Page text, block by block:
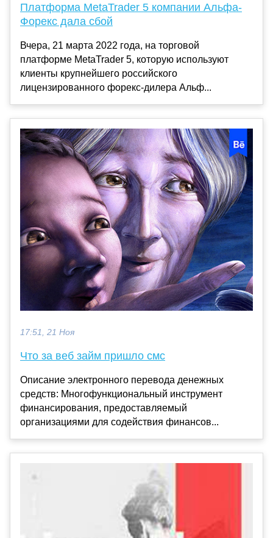
Платформа MetaTrader 5 компании Альфа-
Форекс дала сбой
Вчера, 21 марта 2022 года, на торговой
платформе MetaTrader 5, которую используют
клиенты крупнейшего российского
лицензированного форекс-дилера Альф...
17:51, 21 Ноя
Что за веб займ пришло смс
Описание электронного перевода денежных
средств: Многофункциональный инструмент
финансирования, предоставляемый
организациями для содействия финансов...